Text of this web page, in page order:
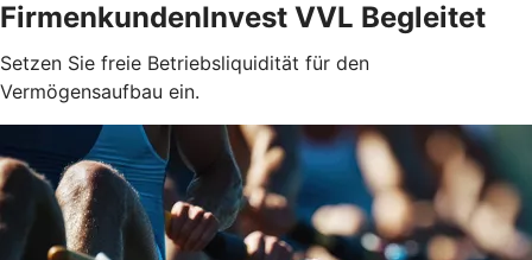
FirmenkundenInvest VVL Begleitet
Setzen Sie freie Betriebsliquidität für den
Vermögensaufbau ein.